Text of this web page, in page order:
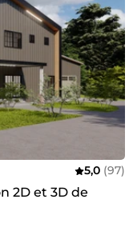
5,0 (97)
2D et 3D de